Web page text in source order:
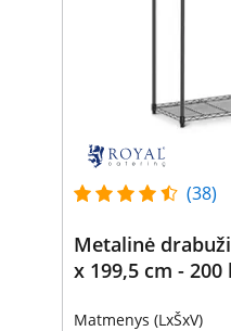
(38)
Metalinė
x 199,5 cm - 200
Matmenys (LxŠxV)